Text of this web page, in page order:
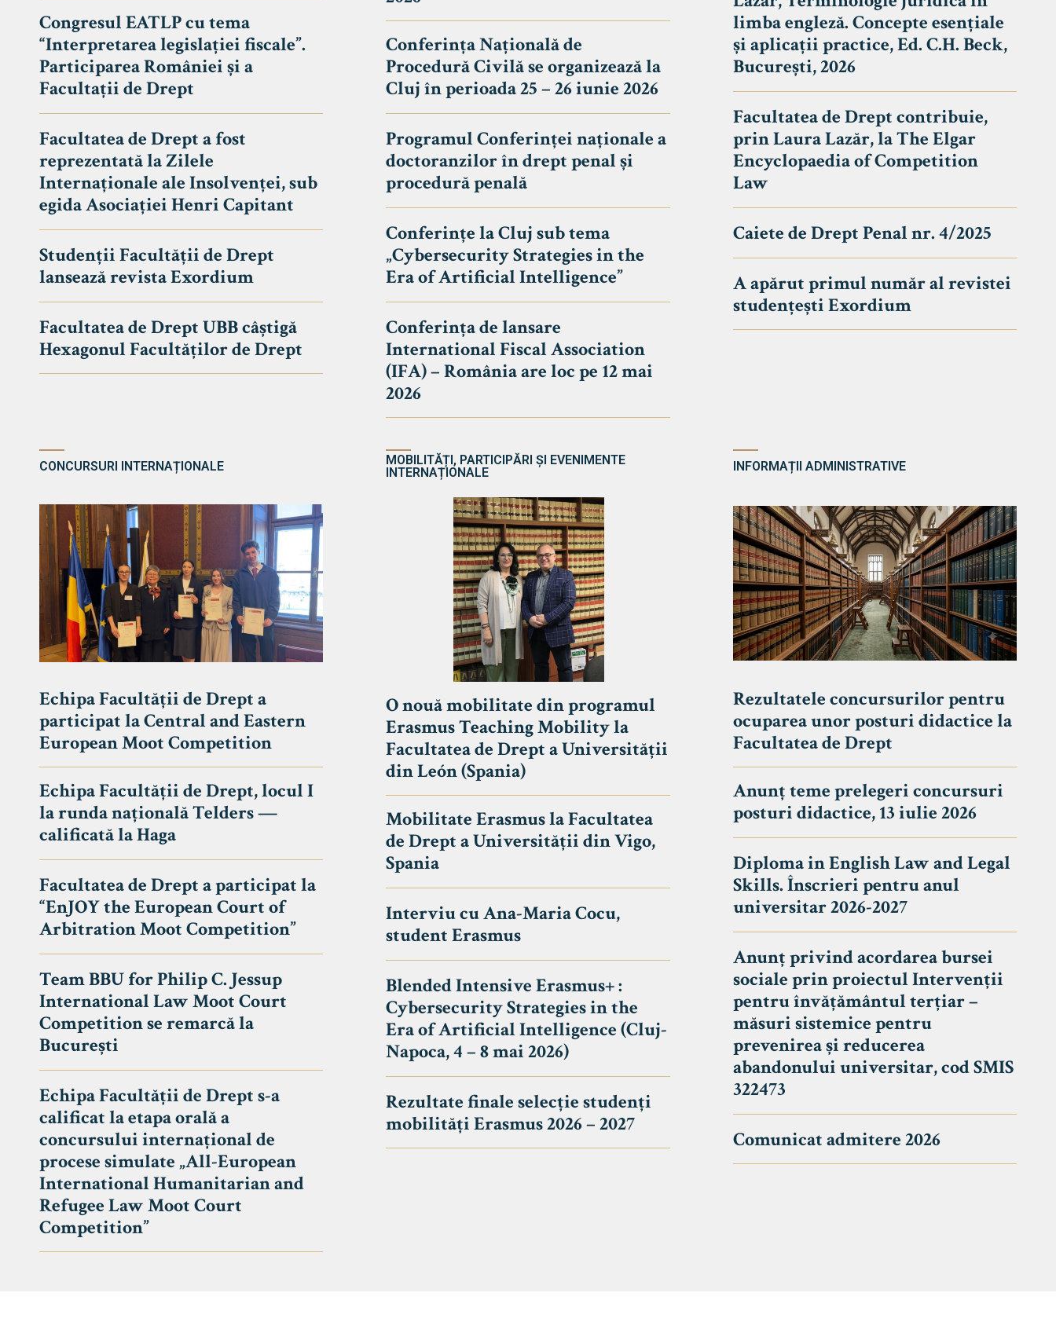
UNIVERSITATEA BABEȘ - BOLYAI
FACULTATEA
DE DREPT
Avizier Studenți
Studii
Admitere
Erasmus & Internațional
Știri
Echipa Facultății
Bibliotecă & Reviste
Congresul EATLP cu tema
“Interpretarea legislației fiscale”.
Participarea României și a
Facultații de Drept
Facultatea de Drept a fost
reprezentată la Zilele
Internaționale ale Insolvenței, sub
egida Asociației Henri Capitant
Studenții Facultății de Drept
lansează revista Exordium
Facultatea de Drept UBB câștigă
Hexagonul Facultăților de Drept
Conferința Națională de
Procedură Civilă se organizează la
Cluj în perioada 25 – 26 iunie 2026
Programul Conferinței naționale a
doctoranzilor în drept penal și
procedură penală
Conferințe la Cluj sub tema
„Cybersecurity Strategies in the
Era of Artificial Intelligence”
Conferința de lansare
International Fiscal Association
(IFA) – România are loc pe 12 mai
2026
limba engleză. Concepte esențiale
și aplicații practice, Ed. C.H. Beck,
București, 2026
Facultatea de Drept contribuie,
prin Laura Lazăr, la The Elgar
Encyclopaedia of Competition
Law
Caiete de Drept Penal nr. 4/2025
A apărut primul număr al revistei
studențești Exordium
CONCURSURI INTERNAȚIONALE
Echipa Facultății de Drept a
participat la Central and Eastern
European Moot Competition
Echipa Facultății de Drept, locul I
la runda națională Telders —
calificată la Haga
Facultatea de Drept a participat la
“EnJOY the European Court of
Arbitration Moot Competition”
Team BBU for Philip C. Jessup
International Law Moot Court
Competition se remarcă la
București
Echipa Facultății de Drept s-a
calificat la etapa orală a
concursului internațional de
procese simulate „All-European
International Humanitarian and
Refugee Law Moot Court
Competition”
MOBILITĂȚI, PARTICIPĂRI ȘI EVENIMENTE
INTERNAȚIONALE
O nouă mobilitate din programul
Erasmus Teaching Mobility la
Facultatea de Drept a Universității
din León (Spania)
Mobilitate Erasmus la Facultatea
de Drept a Universității din Vigo,
Spania
Interviu cu Ana-Maria Cocu,
student Erasmus
Blended Intensive Erasmus+ :
Cybersecurity Strategies in the
Era of Artificial Intelligence (Cluj-
Napoca, 4 – 8 mai 2026)
Rezultate finale selecție studenți
mobilități Erasmus 2026 – 2027
INFORMAȚII ADMINISTRATIVE
Rezultatele concursurilor pentru
ocuparea unor posturi didactice la
Facultatea de Drept
Anunț teme prelegeri concursuri
posturi didactice, 13 iulie 2026
Diploma in English Law and Legal
Skills. Înscrieri pentru anul
universitar 2026-2027
Anunț privind acordarea bursei
sociale prin proiectul Intervenții
pentru învățământul terțiar –
măsuri sistemice pentru
prevenirea și reducerea
abandonului universitar, cod SMIS
322473
Comunicat admitere 2026